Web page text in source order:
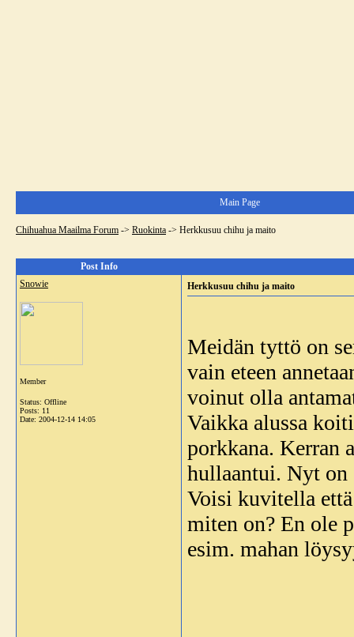
Main Page
Chihuahua Maailma Forum -> Ruokinta -> Herkkusuu chihu ja maito
Post Info
Snowie
Member
Status: Offline
Posts: 11
Date: 2004-12-14 14:05
Herkkusuu chihu ja maito
Meidän tyttö on
vain eteen
voinut olla
Vaikka alussa
porkkana. Kerran
hullaantui. Nyt on
Voisi kuvitella
miten on? En ole
esim. mahan